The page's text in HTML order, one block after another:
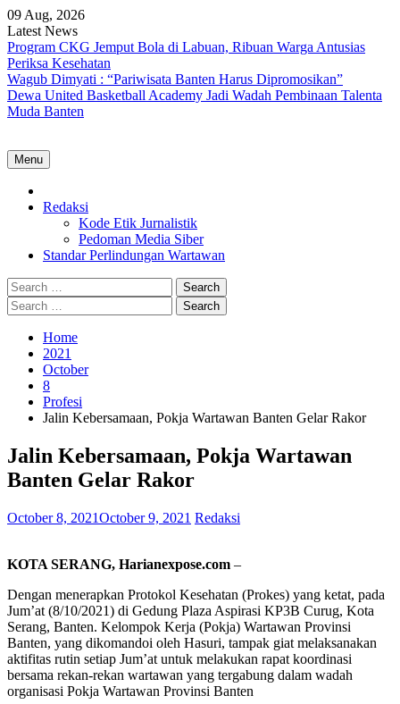
Skip
to
content
09 Aug, 2026
Latest News
Program CKG Jemput Bola di Labuan, Ribuan Warga Antusias
Periksa Kesehatan
Wagub Dimyati : “Pariwisata Banten Harus Dipromosikan”
Dewa United Basketball Academy Jadi Wadah Pembinaan Talenta
Muda Banten
Menu
Redaksi
Kode Etik Jurnalistik
Pedoman Media Siber
Standar Perlindungan Wartawan
Search
for:
Search
for:
Home
2021
October
8
Profesi
Jalin Kebersamaan, Pokja Wartawan Banten Gelar Rakor
Jalin Kebersamaan, Pokja Wartawan
Banten Gelar Rakor
October 8, 2021October 9, 2021 Redaksi
KOTA SERANG, Harianexpose.com –
Dengan menerapkan Protokol Kesehatan (Prokes) yang ketat, pada
Jum’at (8/10/2021) di Gedung Plaza Aspirasi KP3B Curug, Kota
Serang, Banten. Kelompok Kerja (Pokja) Wartawan Provinsi
Banten, yang dikomandoi oleh Hasuri, tampak giat melaksanakan
aktifitas rutin setiap Jum’at untuk melakukan rapat koordinasi
bersama rekan-rekan wartawan yang tergabung dalam wadah
organisasi Pokja Wartawan Provinsi Banten